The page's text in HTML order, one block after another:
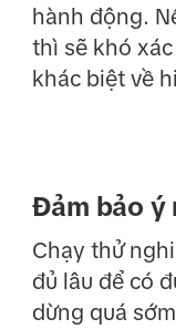
hành động.
thì sẽ khó
khác biệt về
Đảm bảo ý
Chạy thử
đủ lâu để có
dừng quá